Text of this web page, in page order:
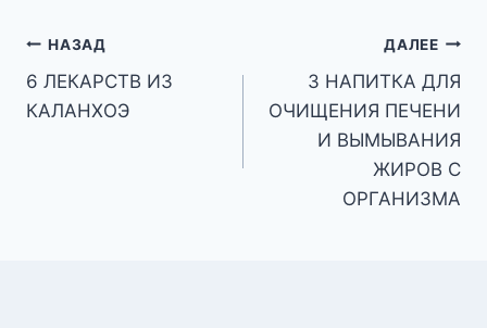
Навигация
по
НАЗАД
6 ЛЕКАРСТВ ИЗ
КАЛАНХОЭ
ДАЛЕЕ
3 НАПИТКА ДЛЯ
ОЧИЩЕНИЯ ПЕЧЕНИ
И ВЫМЫВАНИЯ
ЖИРОВ С
ОРГАНИЗМА